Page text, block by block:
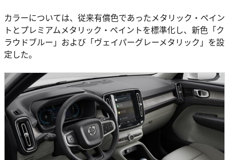
カラーについては、従来有償色であったメタリック・ペイン
トとプレミアムメタリック・ペイントを標準化し、新色「ク
ラウドブルー」および「ヴェイパーグレーメタリック」を設
定した。